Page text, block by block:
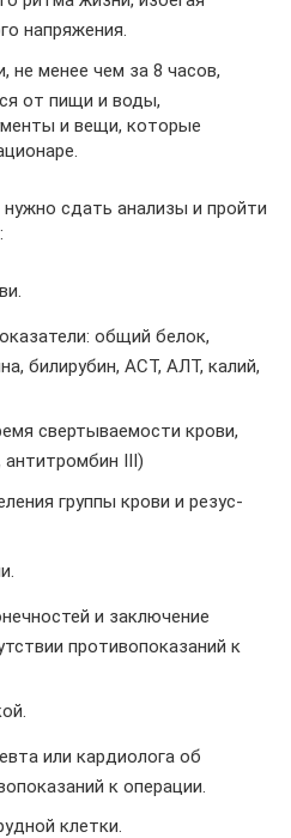
напряжения.
не менее чем за 8 часов,
от пищи и воды,
и вещи, которые
сдать анализы и пройти
общий белок,
билирубин, АСТ, АЛТ, калий,
свертываемости крови,
III)
группы крови и резус-
и заключение
противопоказаний к
или кардиолога об
к операции.
клетки.